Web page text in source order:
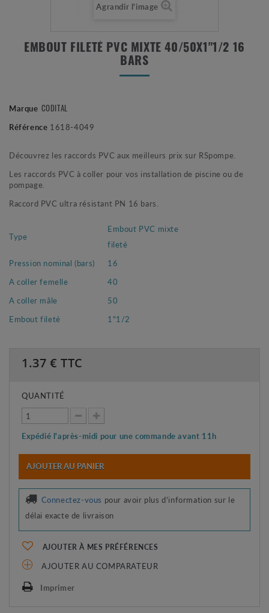
Agrandir l'image
EMBOUT FILETÉ PVC MIXTE 40/50X1"1/2 16
BARS
Marque CODITAL
Référence 1618-4049
Découvrez les raccords PVC aux meilleurs prix sur RSpompe.
Les raccords PVC à coller pour vos installation de piscine ou de
pompage.
Raccord PVC ultra résistant PN 16 bars.
Type
Embout PVC mixte
fileté
Pression nominal (bars)
16
A coller femelle
40
A coller mâle
50
Embout fileté
1"1/2
1.37 € TTC
QUANTITÉ
Expédié l'après-midi pour une commande avant 11h
AJOUTER AU PANIER
Connectez-vous pour avoir plus d'information sur le
délai exacte de livraison
AJOUTER À MES PRÉFÉRENCES
AJOUTER AU COMPARATEUR
Imprimer